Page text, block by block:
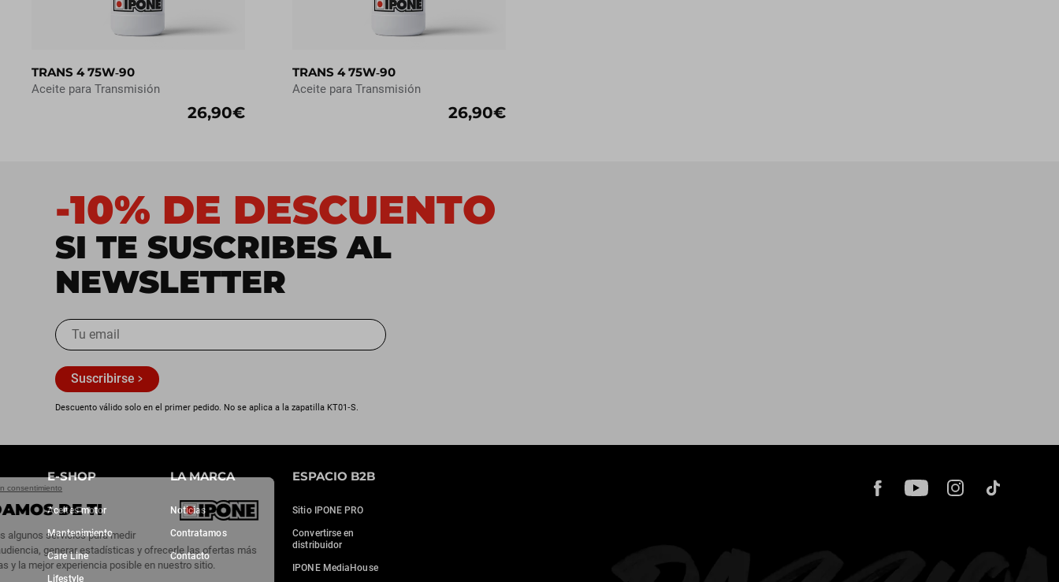
Continúa sin consentimiento
CUIDAMOS DE TI
Utilizamos algunos servicios para medir
nuestra audiencia, generar estadísticas y ofrecerle las ofertas más
adecuadas y la mejor experiencia posible en nuestro sitio.
TRANS 4 75W‑90
Aceite para Transmisión
26,90€
TRANS 4 75W‑90
Aceite para Transmisión
26,90€
-10% DE DESCUENTO
SI TE SUSCRIBES AL
NEWSLETTER
Suscribirse
Descuento válido solo en el primer pedido. No se aplica a la zapatilla KT01‑S.
E-SHOP
Aceites motor
Mantenimiento
Care Line
Lifestyle
LA MARCA
Noticias
Contratamos
Contacto
ESPACIO B2B
Sitio IPONE PRO
Convertirse en
distribuidor
IPONE MediaHouse